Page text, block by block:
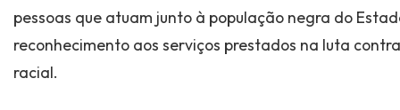
pessoas que atuam junto à população negra do
reconhecimento aos serviços prestados na luta
racial.